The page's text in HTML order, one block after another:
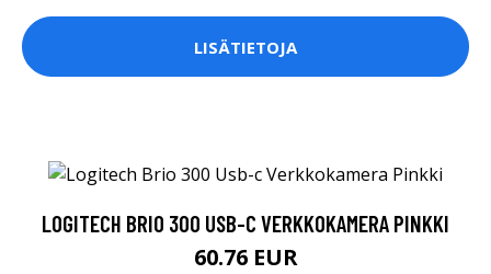
LISÄTIETOJA
LOGITECH BRIO 300 USB-C VERKKOKAMERA PINKKI
60.76 EUR